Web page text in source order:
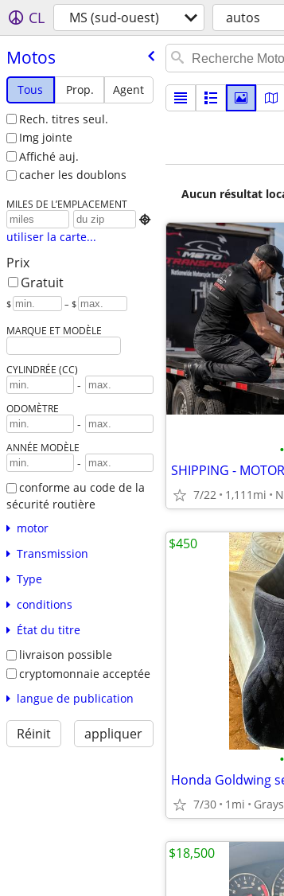
CL MS (sud-ouest) autos
Motos
Tous Prop.
Agent
Rech. titres seul.
Img jointe
Affiché auj.
cacher les doublons
MILES DE L’EMPLACEMENT

utiliser la carte...
Prix
Gratuit
$ – $
MARQUE ET MODÈLE
CYLINDRÉE (CC)
-
ODOMÈTRE
-
ANNÉE MODÈLE
-
conforme au code de la
sécurité routière
motor
Transmission
Type
conditions
État du titre
livraison possible
cryptomonnaie acceptée
langue de publication
Réinit appliquer
Aucun résultat
•
SHIPPING -
7/22 1,111mi
•
Honda Goldwing
7/30 1mi
$450
$18,500